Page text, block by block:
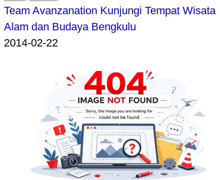
Team Avanzanation Kunjungi Tempat Wisata
Alam dan Budaya Bengkulu
2014-02-22